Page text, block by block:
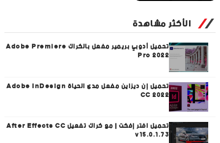
الأكثر مشاهدة
تحميل أدوبي بريمير مفعل بالكراك Adobe Premiere
Pro 2022
تحميل إن ديزاين مفعل مدى الحياة Adobe InDesign
CC 2022
تحميل افتر إفكت | مع كراك تفعيل After Effects CC
v15.0.1.73